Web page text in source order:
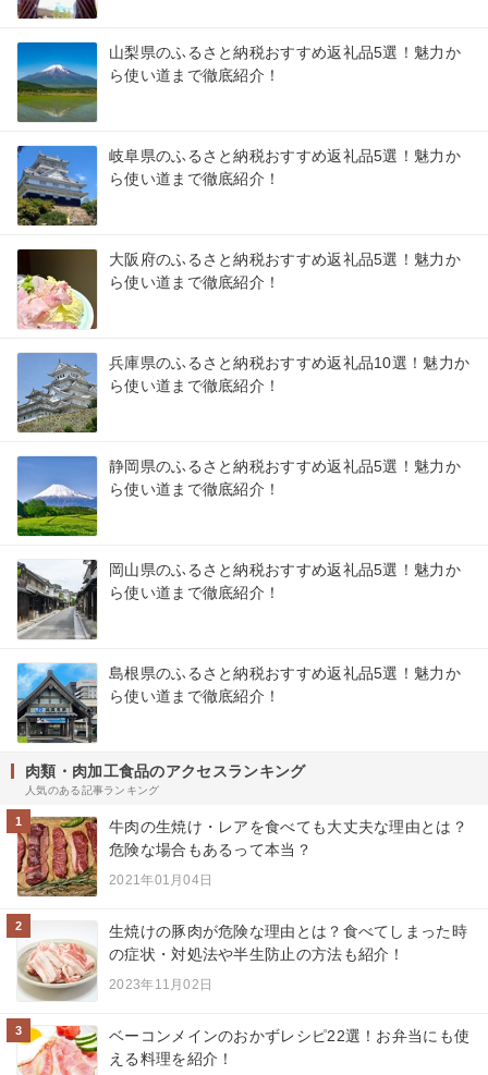
山梨県のふるさと納税おすすめ返礼品5選！魅力か
ら使い道まで徹底紹介！
岐阜県のふるさと納税おすすめ返礼品5選！魅力か
ら使い道まで徹底紹介！
大阪府のふるさと納税おすすめ返礼品5選！魅力か
ら使い道まで徹底紹介！
兵庫県のふるさと納税おすすめ返礼品10選！魅力か
ら使い道まで徹底紹介！
静岡県のふるさと納税おすすめ返礼品5選！魅力か
ら使い道まで徹底紹介！
岡山県のふるさと納税おすすめ返礼品5選！魅力か
ら使い道まで徹底紹介！
島根県のふるさと納税おすすめ返礼品5選！魅力か
ら使い道まで徹底紹介！
肉類・肉加工食品のアクセスランキング
人気のある記事ランキング
1
牛肉の生焼け・レアを食べても大丈夫な理由とは？
危険な場合もあるって本当？
2021年01月04日
2
生焼けの豚肉が危険な理由とは？食べてしまった時
の症状・対処法や半生防止の方法も紹介！
2023年11月02日
3
ベーコンメインのおかずレシピ22選！お弁当にも使
える料理を紹介！